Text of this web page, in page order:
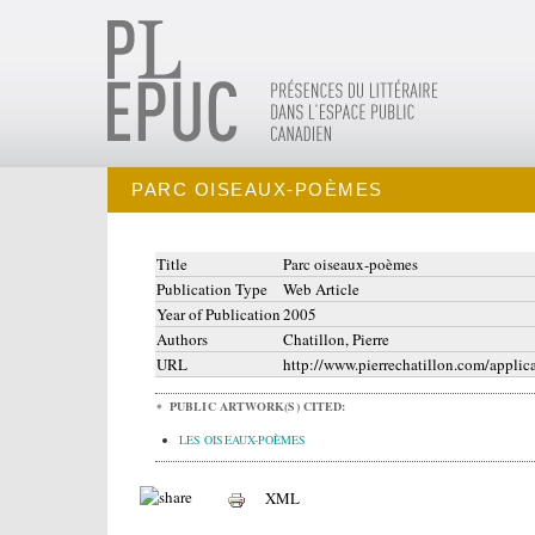
PARC OISEAUX-POÈMES
Title
Parc oiseaux-poèmes
Publication Type
Web Article
Year of Publication2005
Authors
Chatillon, Pierre
URL
http://www.pierrechatillon.com/
PUBLIC ARTWORK(S) CITED:
LES OISEAUX-POÈMES
XML